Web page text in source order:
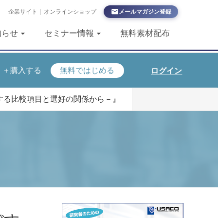
企業サイト | オンラインショップ メールマガジン登録
せ セミナー情報 無料素材配布
＋購入する 無料ではじめる ログイン
比較項目と選好の関係から－』